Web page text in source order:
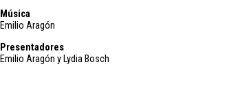
Música
Emilio Aragón
Presentadores
Emilio Aragón y Lydia Bosch